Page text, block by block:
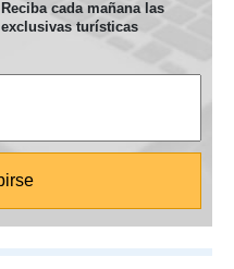
Reciba cada mañana las
exclusivas turísticas